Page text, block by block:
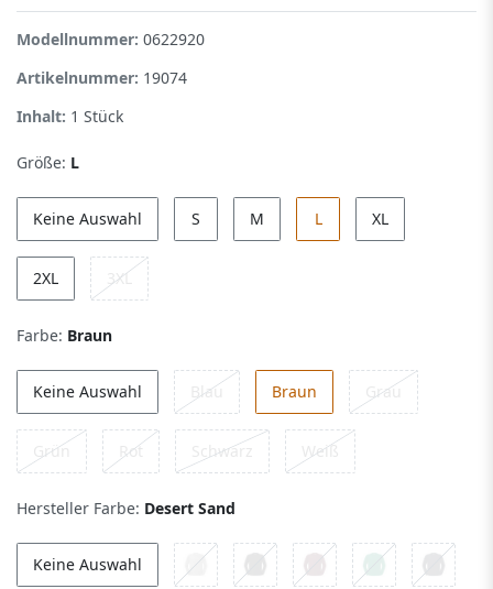
Modellnummer: 0622920
Artikelnummer: 19074
Inhalt: 1 Stück
Größe: L
Keine Auswahl S M L XL
2XL 3XL
Farbe: Braun
Keine Auswahl Blau Braun Grau
Grün Rot Schwarz Weiß
Hersteller Farbe: Desert Sand
Keine Auswahl